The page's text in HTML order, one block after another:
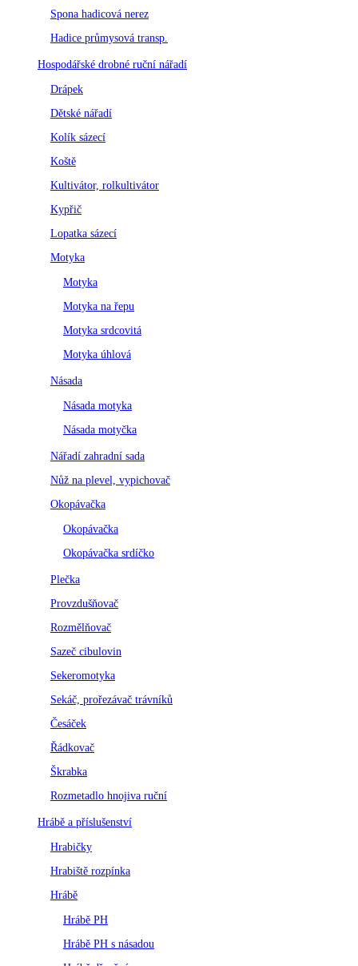
Spona hadicová nerez
Hadice průmysová transp.
Hospodářské drobné ruční nářadí
Drápek
Dětské nářadí
Kolík sázecí
Koště
Kultivátor, rolkultivátor
Kypřič
Lopatka sázecí
Motyka
Motyka
Motyka na řepu
Motyka srdcovitá
Motyka úhlová
Násada
Násada motyka
Násada motyčka
Nářadí zahradní sada
Nůž na plevel, vypichovač
Okopávačka
Okopávačka
Okopávačka srdíčko
Plečka
Provzdušňovač
Rozmělňovač
Sazeč cibulovin
Sekeromotyka
Sekáč, prořezávač trávníků
Česáček
Řádkovač
Škrabka
Rozmetadlo hnojiva ruční
Hrábě a příslušenství
Hrabičky
Hrabiště rozpínka
Hrábě
Hrábě PH
Hrábě PH s násadou